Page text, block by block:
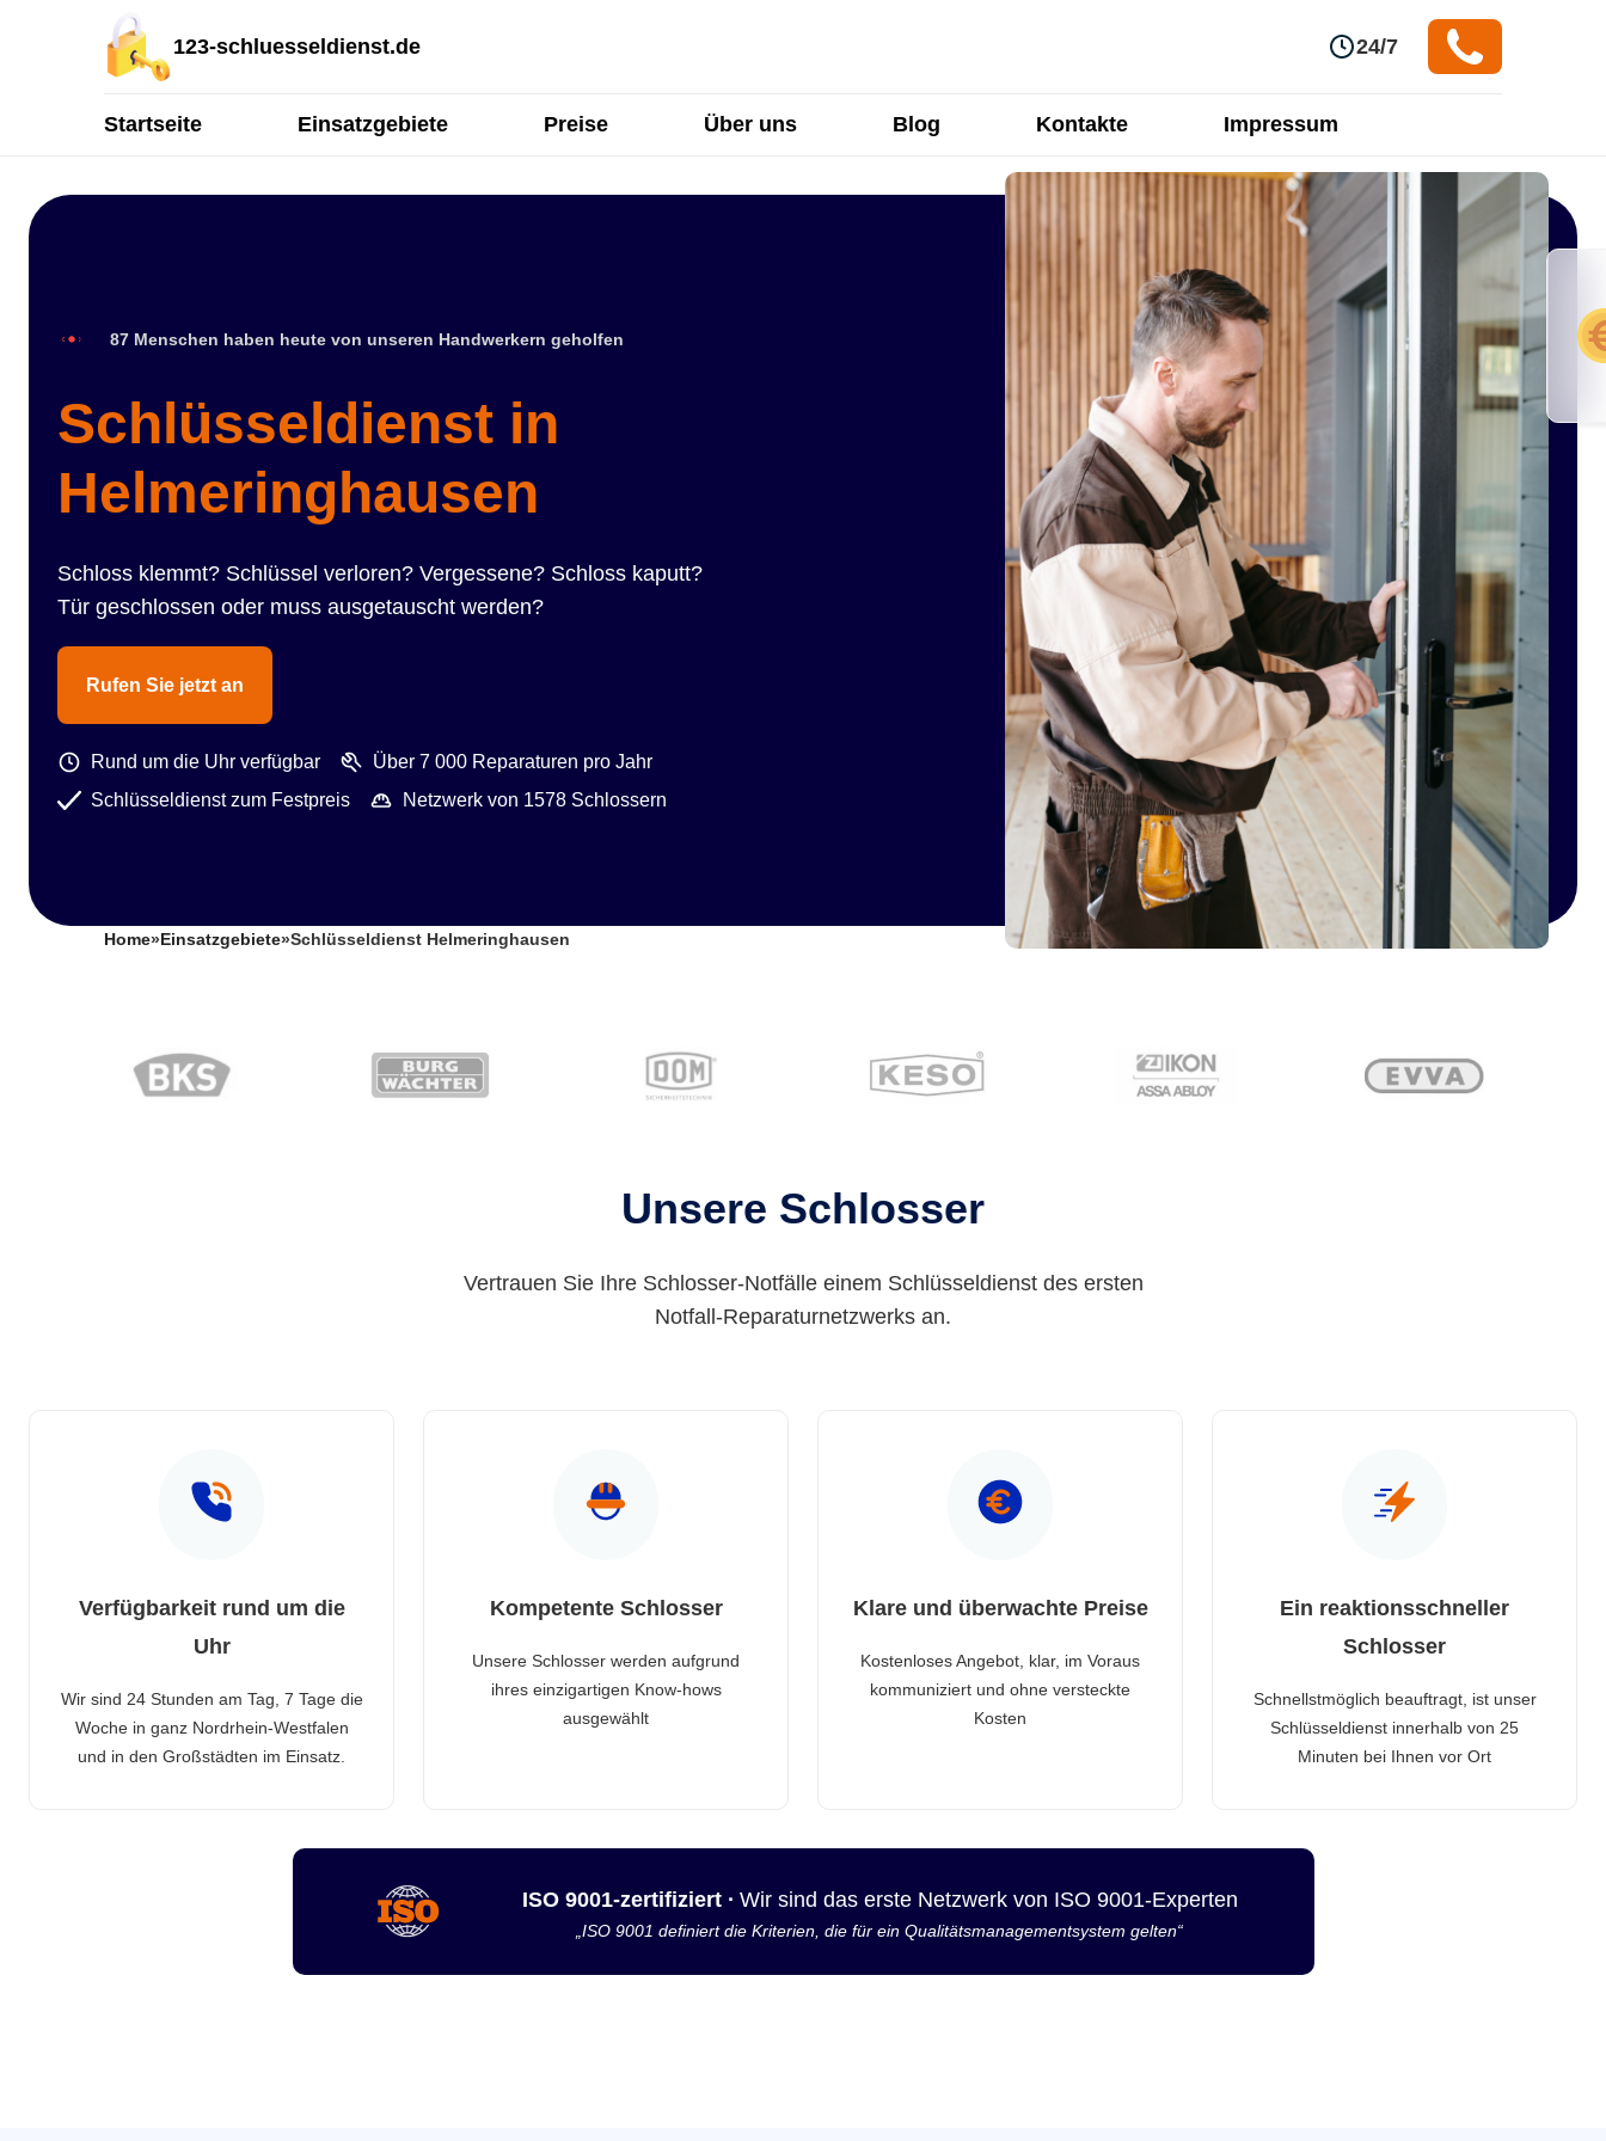
123-schluesseldienst.de 24/7
Startseite Einsatzgebiete Preise Über uns Blog Kontakte Impressum
87 Menschen haben heute von unseren Handwerkern geholfen
Schlüsseldienst in
Helmeringhausen
Schloss klemmt? Schlüssel verloren? Vergessene? Schloss kaputt?
Tür geschlossen oder muss ausgetauscht werden?
Rufen Sie jetzt an
Rund um die Uhr verfügbar
Über 7 000 Reparaturen pro Jahr
Schlüsseldienst zum Festpreis
Netzwerk von 1578 Schlossern
Home» Einsatzgebiete»Schlüsseldienst Helmeringhausen
Unsere Schlosser
Vertrauen Sie Ihre Schlosser-Notfälle einem Schlüsseldienst des ersten
Notfall-Reparaturnetzwerks an.
Verfügbarkeit rund um die
Uhr
Wir sind 24 Stunden am Tag, 7 Tage die
Woche in ganz Nordrhein-Westfalen
und in den Großstädten im Einsatz.
Kompetente Schlosser
Unsere Schlosser werden aufgrund
ihres einzigartigen Know-hows
ausgewählt
Klare und überwachte Preise
Kostenloses Angebot, klar, im Voraus
kommuniziert und ohne versteckte
Kosten
Ein reaktionsschneller
Schlosser
Schnellstmöglich beauftragt, ist unser
Schlüsseldienst innerhalb von 25
Minuten bei Ihnen vor Ort
ISO 9001-zertifiziert · Wir sind das erste Netzwerk von ISO 9001-Experten
„ISO 9001 definiert die Kriterien, die für ein Qualitätsmanagementsystem gelten“